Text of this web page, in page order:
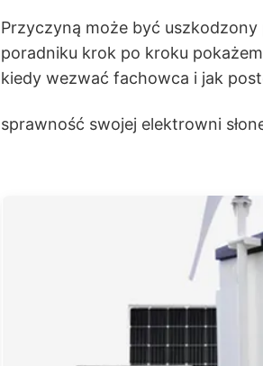
Przyczyną może być
poradniku krok po kroku
kiedy wezwać fachowca i jak
sprawność swojej elektrowni